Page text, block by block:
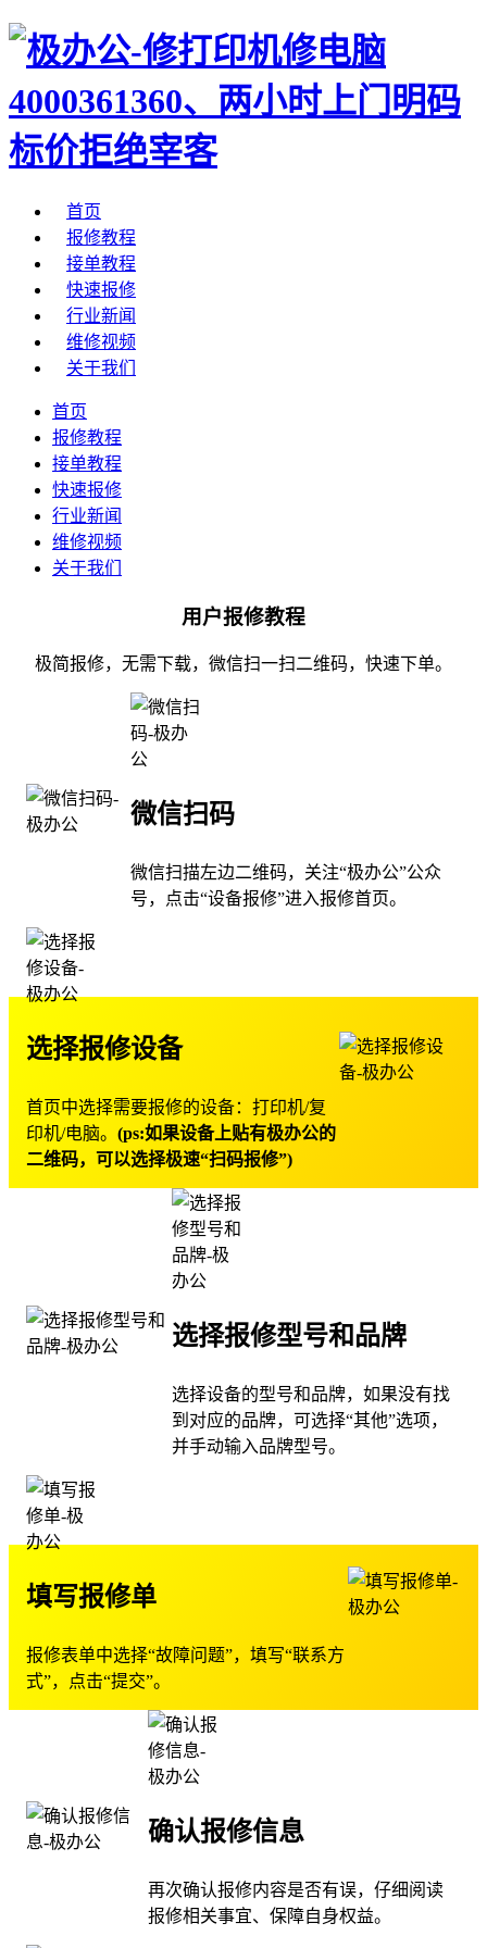
首页
报修教程
接单教程
快速报修
行业新闻
维修视频
关于我们
首页
报修教程
接单教程
快速报修
行业新闻
维修视频
关于我们
用户报修教程
极简报修，无需下载，微信扫一扫二维码，快速下单。
微信扫码
微信扫描左边二维码，关注“极办公”公众
号，点击“设备报修”进入报修首页。
选择报修设备
首页中选择需要报修的设备：打印机/复
印机/电脑。 (ps:如果设备上贴有极办公的
二维码，可以选择极速“扫码报修”)
选择报修型号和品牌
选择设备的型号和品牌，如果没有找
到对应的品牌，可选择“其他”选项，
并手动输入品牌型号。
填写报修单
报修表单中选择“故障问题”，填写“联系方
式”，点击“提交”。
确认报修信息
再次确认报修内容是否有误，仔细阅读
报修相关事宜、保障自身权益。